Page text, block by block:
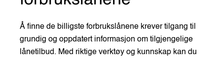
Å finne de billigste forbrukslånene krever tilgang til
grundig og oppdatert informasjon om tilgjengelige
lånetilbud. Med riktige verktøy og kunnskap kan du